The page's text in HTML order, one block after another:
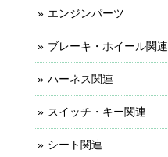
エンジンパーツ
ブレーキ・ホイール関連
ハーネス関連
スイッチ・キー関連
シート関連